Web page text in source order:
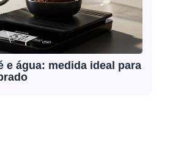
e água: medida ideal para